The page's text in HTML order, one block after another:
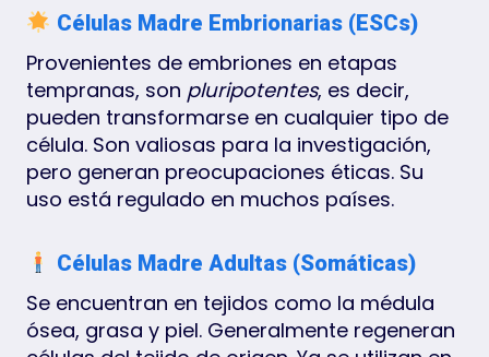
Células Madre Embrionarias (ESCs)
Provenientes de embriones en etapas
tempranas, son pluripotentes, es decir,
pueden transformarse en cualquier tipo de
célula. Son valiosas para la investigación,
pero generan preocupaciones éticas. Su
uso está regulado en muchos países.
Células Madre Adultas (Somáticas)
Se encuentran en tejidos como la médula
ósea, grasa y piel. Generalmente regeneran